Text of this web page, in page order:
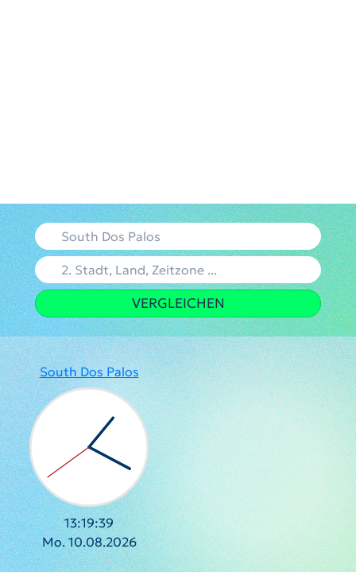
VERGLEICHEN
South Dos Palos
13:19:39
Mo. 10.08.2026